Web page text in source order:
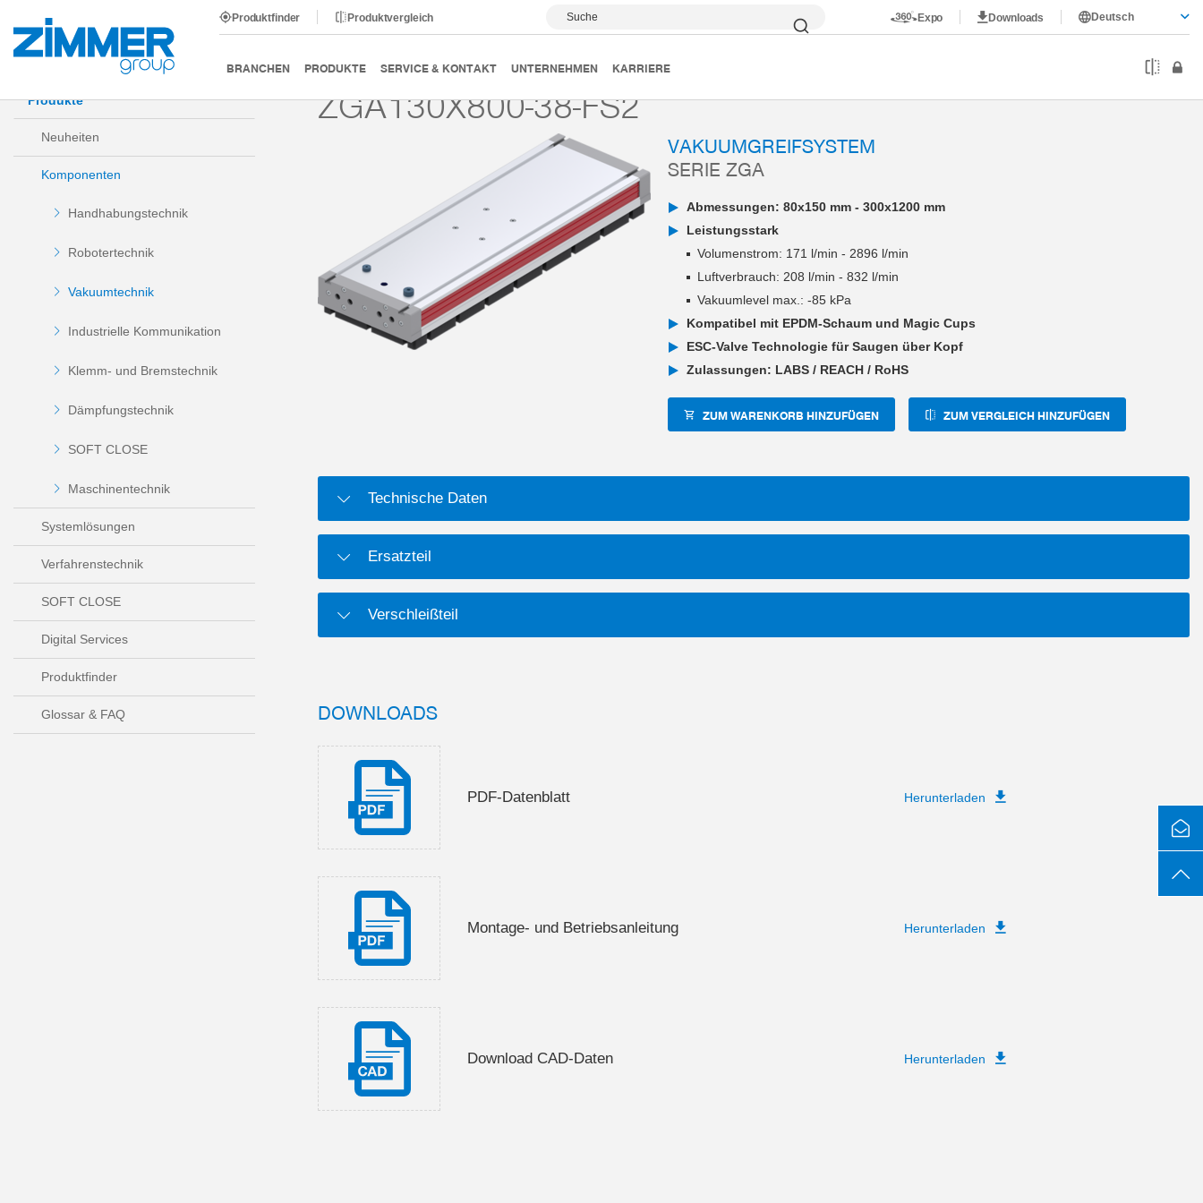
Produktfinder Produktvergleich Suche Expo Downloads Deutsch
BRANCHEN PRODUKTE SERVICE & KONTAKT UNTERNEHMEN KARRIERE
Start Produkte Komponenten Vakuumtechnik Vakuumgreifsysteme Serie ZGA ZGA130X800-38-FS2
Produkte
Neuheiten
Komponenten
Handhabungstechnik
Robotertechnik
Vakuumtechnik
Industrielle Kommunikation
Klemm- und Bremstechnik
Dämpfungstechnik
SOFT CLOSE
Maschinentechnik
Systemlösungen
Verfahrenstechnik
SOFT CLOSE
Digital Services
Produktfinder
Glossar & FAQ
ZGA130X800-38-FS2
VAKUUMGREIFSYSTEM
SERIE ZGA
Abmessungen: 80x150 mm - 300x1200 mm
Leistungsstark
Volumenstrom: 171 l/min - 2896 l/min
Luftverbrauch: 208 l/min - 832 l/min
Vakuumlevel max.: -85 kPa
Kompatibel mit EPDM-Schaum und Magic Cups
ESC-Valve Technologie für Saugen über Kopf
Zulassungen: LABS / REACH / RoHS
ZUM WARENKORB HINZUFÜGEN ZUM VERGLEICH HINZUFÜGEN
Technische Daten
Ersatzteil
Verschleißteil
DOWNLOADS
PDF-Datenblatt Herunterladen
Montage- und Betriebsanleitung Herunterladen
Download CAD-Daten Herunterladen